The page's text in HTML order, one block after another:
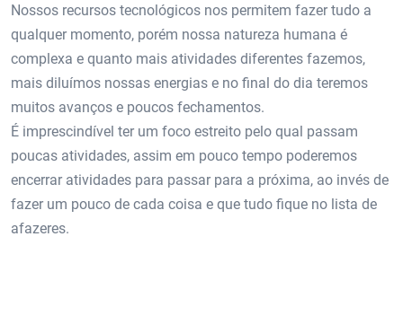
Nossos recursos tecnológicos nos permitem fazer tudo a
qualquer momento, porém nossa natureza humana é
complexa e quanto mais atividades diferentes fazemos,
mais diluímos nossas energias e no final do dia teremos
muitos avanços e poucos fechamentos.
É imprescindível ter um foco estreito pelo qual passam
poucas atividades, assim em pouco tempo poderemos
encerrar atividades para passar para a próxima, ao invés de
fazer um pouco de cada coisa e que tudo fique no lista de
afazeres.